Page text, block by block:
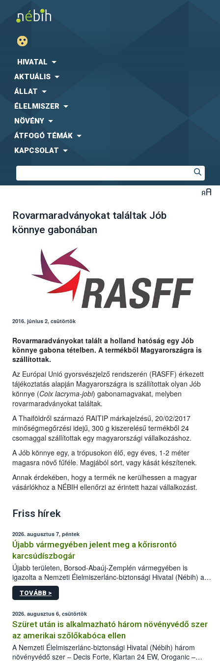
HIVATAL
AKTUÁLIS
ÁLLAT
ÉLELMISZER
NÖVÉNY
ÁTFOGÓ TÉMÁK
KAPCSOLAT
Rovarmaradványokat találtak Jób
könnye gabonában
2016. június 2, csütörtök
Rovarmaradványokat talált a holland hatóság egy Jób
könnye gabona tételben. A termékből Magyarországra is
szállítottak.
Az Európai Unió gyorsvészjelző rendszerén (RASFF) érkezett
tájékoztatás alapján Magyarországra is szállítottak olyan Jób
könnye (Coix lacryma-jobi) gabonamagvakat, melyben
rovarmaradványokat találtak.
A Thaiföldről származó RAITIP márkajelzésű, 20/02/2017
minőségmegőrzési idejű, 300 g kiszerelésű termékből 24
csomaggal szállítottak egy magyarországi vállalkozáshoz.
A Jób könnye egy, a trópusokon élő, egy éves, 1-2 méter
magasra növő fűféle. Magjából sört, vagy kását készítenek.
Annak érdekében, hogy a termék ne kerülhessen a magyar
vásárlókhoz a NÉBIH ellenőrzi az érintett hazai vállalkozást.
Friss hírek
2026. augusztus 7, péntek
Újabb vármegyében jelent meg a kőrisrontó
karcsúdíszbogár
Újabb területen, Borsod-Abaúj-Zemplén vármegyében is
igazolta a Nemzeti Élelmiszerlánc-biztonsági Hivatal (Nébih) a
kőrisrontó karcsúdíszbogár (Agrilus planipennis) jelenlétét. A
kártevőt nem csak színcsapdában találták meg, de már fertőzött
az intenzív felderítést, emellett az intézkedéseket a szlovák
hatósággal is összehangolják a terjedés megállítása érdekében.
TOVÁBB >
2026. augusztus 6, csütörtök
Szüret után is alkalmazható három növényvédő szer
az amerikai szőlőkabóca ellen
A Nemzeti Élelmiszerlánc-biztonsági Hivatal (Nébih) három
növényvédő szer – Decis Forte, Klartan 24 EW, Oroganic –